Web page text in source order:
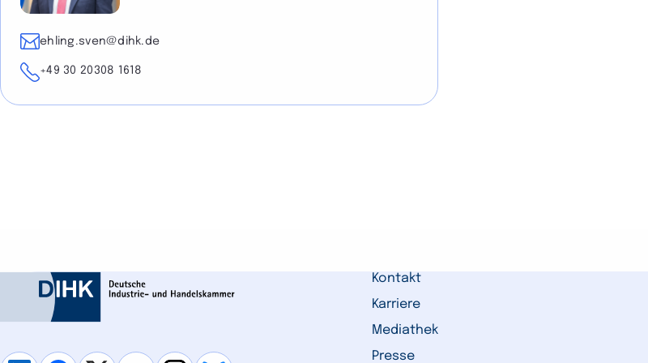
E-Mailehling.sven@dihk.de
Telefon
+49 30 20308 1618
Kontakt
Karriere
Mediathek
Presse